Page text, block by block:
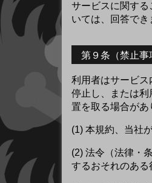
サービスに関す
いては、回答でき
第９条（禁止事
利用者はサービ
停止し、または
置を取る場合があ
(1) 本規約、当社
(2) 法令（法律・
するおそれのあ